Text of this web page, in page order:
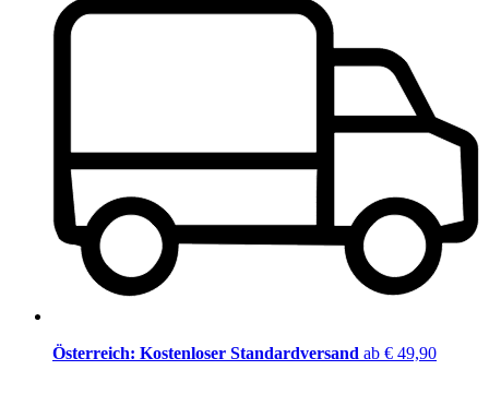
Österreich: Kostenloser Standardversand ab € 49,90